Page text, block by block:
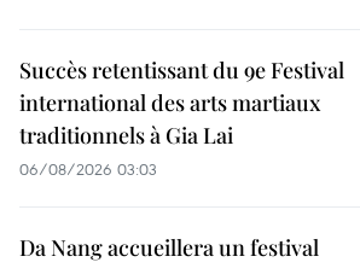
Succès retentissant du 9e Festival
international des arts martiaux
traditionnels à Gia Lai
06/08/2026 03:03
Da Nang accueillera un festival